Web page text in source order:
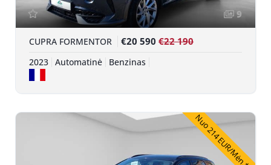
9
CUPRA FORMENTOR €20 590 €22 190
2023 Automatinė Benzinas
Nuo 214 EUR/Mėn.*